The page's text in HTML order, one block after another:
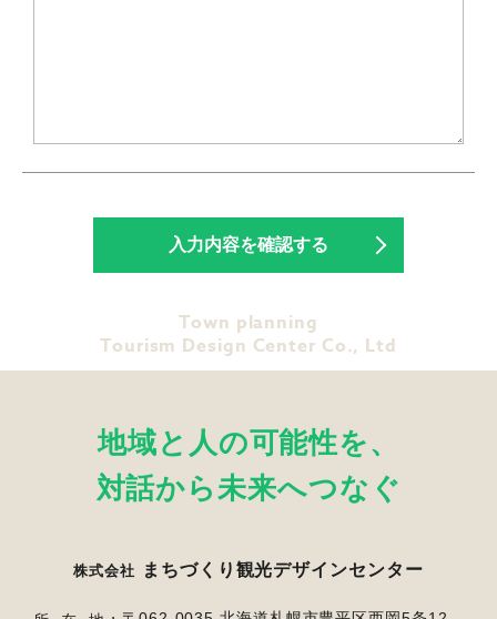
Town planning
Tourism Design Center Co., Ltd
地域と人の可能性を、
対話から未来へつなぐ
株式会社 まちづくり観光デザインセンター